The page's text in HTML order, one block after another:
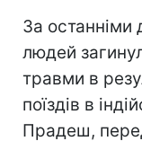
За
людей
травми в
поїздів в
Прадеш,